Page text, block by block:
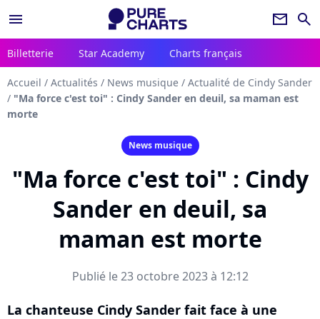
menu newsletter search
Billetterie Star Academy Charts français
Accueil / Actualités / News musique / Actualité de Cindy Sander
/ "Ma force c'est toi" : Cindy Sander en deuil, sa maman est
morte
News musique
"Ma force c'est toi" : Cindy
Sander en deuil, sa
maman est morte
Publié le 23 octobre 2023 à 12:12
La chanteuse Cindy Sander fait face à une